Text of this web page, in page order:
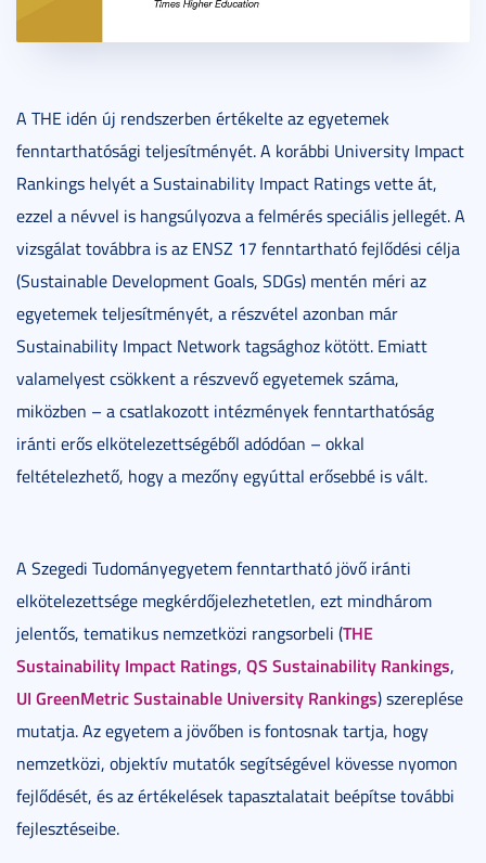
A THE idén új rendszerben értékelte az egyetemek
fenntarthatósági teljesítményét. A korábbi University Impact
Rankings helyét a Sustainability Impact Ratings vette át,
ezzel a névvel is hangsúlyozva a felmérés speciális jellegét. A
vizsgálat továbbra is az ENSZ 17 fenntartható fejlődési célja
(Sustainable Development Goals, SDGs) mentén méri az
egyetemek teljesítményét, a részvétel azonban már
Sustainability Impact Network tagsághoz kötött. Emiatt
valamelyest csökkent a részvevő egyetemek száma,
miközben – a csatlakozott intézmények fenntarthatóság
iránti erős elkötelezettségéből adódóan – okkal
feltételezhető, hogy a mezőny egyúttal erősebbé is vált.
A Szegedi Tudományegyetem fenntartható jövő iránti
elkötelezettsége megkérdőjelezhetetlen, ezt mindhárom
jelentős, tematikus nemzetközi rangsorbeli (THE
Sustainability Impact Ratings, QS Sustainability Rankings,
UI GreenMetric Sustainable University Rankings) szereplése
mutatja. Az egyetem a jövőben is fontosnak tartja, hogy
nemzetközi, objektív mutatók segítségével kövesse nyomon
fejlődését, és az értékelések tapasztalatait beépítse további
fejlesztéseibe.